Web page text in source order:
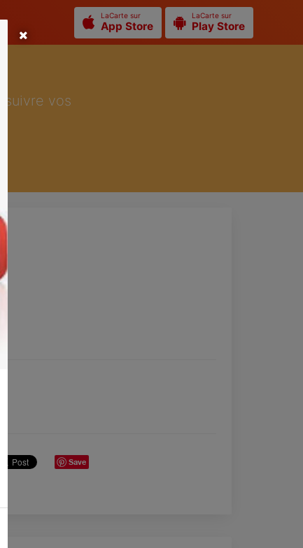
LaCarte sur
App Store
LaCarte sur
Play Store
suivre vos
Save